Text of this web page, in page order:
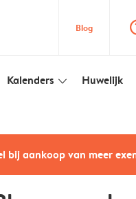
Blog
Kalenders slim_arrow_down Huwelijk
bij aankoop van meer